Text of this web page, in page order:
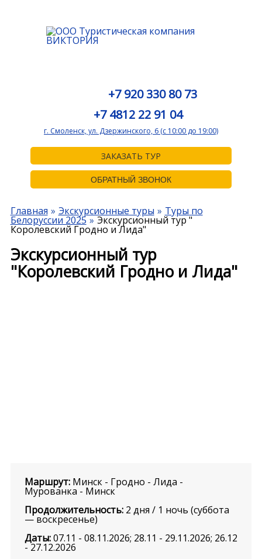
ЗАКАЗАТЬ ТУР
ОБРАТНЫЙ ЗВОНОК
+7 920 330 80 73
+7 4812 22 91 04
г. Смоленск, ул. Дзержинского, 6 (с 10:00 до 19:00)
Главная Экскурсионные туры Туры по
Белоруссии 2025 Экскурсионный тур "
Королевский Гродно и Лида"
Экскурсионный тур
"Королевский Гродно и Лида"
Маршрут: Минск - Гродно - Лида -
Мурованка - Минск
Продолжительность: 2 дня / 1 ночь (суббота
— воскресенье)
Даты: 07.11 - 08.11.2026; 28.11 - 29.11.2026; 26.12
- 27.12.2026